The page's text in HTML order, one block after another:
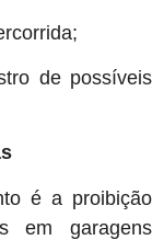
de possíveis
é a proibição
em garagens